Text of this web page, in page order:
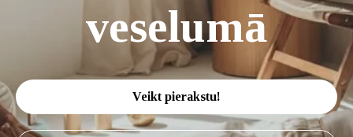
veselumā
Veikt pierakstu!